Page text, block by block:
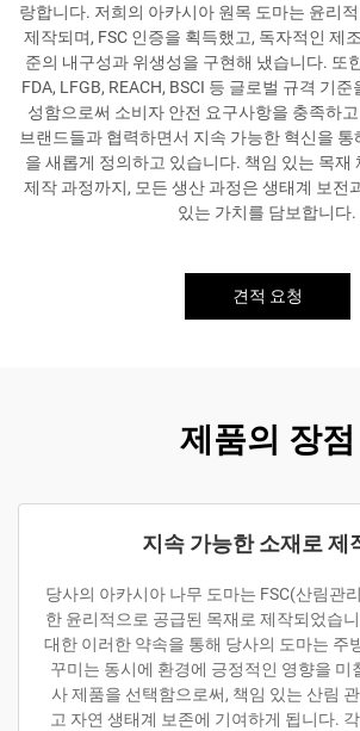
랑합니다. 저희의 아카시아 원목 도마는 윤리
제작되며, FSC 인증을 획득했고, 독자적인 제
준의 내구성과 위생성을 구현해 냈습니다. 또
FDA, LFGB, REACH, BSCI 등 글로벌 규격 기
성함으로써 소비자 안전 요구사항을 충족하
브랜드들과 협력하면서 지속 가능한 혁신을
을 새롭게 정의하고 있습니다. 책임 있는 목재
제작 과정까지, 모든 생산 과정은 생태계 보전
있는 가치를 담보합니다.
견적 요청
제품의 장점
지속 가능한 소재로 제
당사의 아카시아 나무 도마는 FSC(산림관
한 윤리적으로 공급된 목재로 제작되었습
대한 이러한 약속을 통해 당사의 도마는 주
꾸미는 동시에 환경에 긍정적인 영향을 미
사 제품을 선택함으로써, 책임 있는 산림
고 자연 생태계 보존에 기여하게 됩니다.